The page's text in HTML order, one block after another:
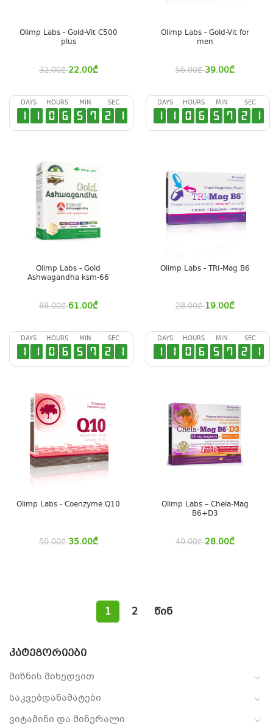
ᲙᲐᲢᲔᲒᲝᲠᲘᲔᲑᲘ
მიზნის მიხედვით
საკვებდანამატები
ვიტამინი და მინერალი
Olimp Labs - Gold-Vit C500
plus
32.00₾ 22.00₾
Olimp Labs - Gold-Vit for
men
56.00₾ 39.00₾
DAYS
1 1
HOURS
0 6
MIN
5 7
SEC
2 0
Olimp Labs - Gold
Ashwagandha ksm-66
88.00₾ 61.00₾
DAYS
1 1
HOURS
0 6
MIN
5 7
SEC
2 0
Olimp Labs - TRI-Mag B6
28.00₾ 19.00₾
DAYS
1 1
HOURS
0 6
MIN
5 7
SEC
2 0
Olimp Labs - Coenzyme Q10
50.00₾ 35.00₾
DAYS
1 1
HOURS
0 6
MIN
5 7
SEC
2 0
Olimp Labs – Chela-Mag
B6+D3
40.00₾ 28.00₾
1 2 წინ